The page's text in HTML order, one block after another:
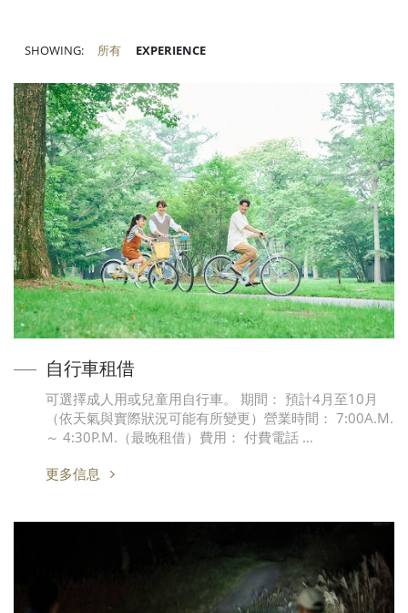
SHOWING: 所有 EXPERIENCE
自行車租借
可選擇成人用或兒童用自行車。 期間： 預計4月至10月
（依天氣與實際狀況可能有所變更）營業時間： 7:00A.M.
～ 4:30P.M.（最晚租借）費用： 付費電話 …
更多信息